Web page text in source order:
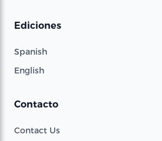
Ediciones
Spanish
English
Contacto
Contact Us